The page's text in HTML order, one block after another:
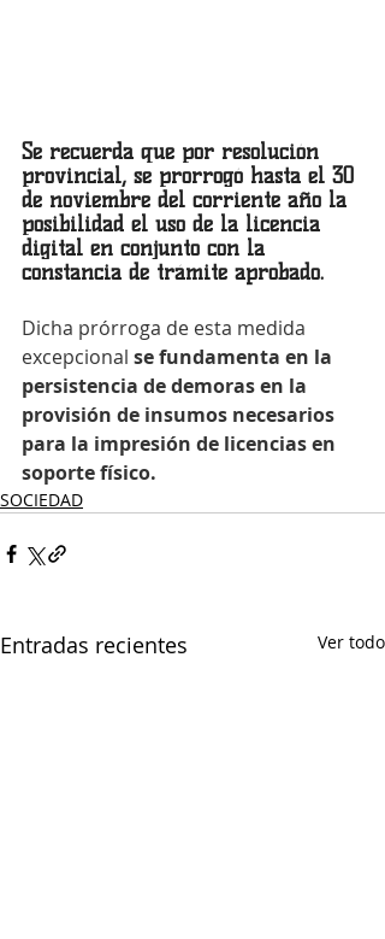
Se recuerda que por resolución
provincial, se prorrogó hasta el 30
de noviembre del corriente año la
posibilidad el uso de la licencia
digital en conjunto con la
constancia de trámite aprobado.
Dicha prórroga de esta medida
excepcional se fundamenta en la
persistencia de demoras en la
provisión de insumos necesarios
para la impresión de licencias en
soporte físico.
SOCIEDAD
Entradas recientes Ver todo